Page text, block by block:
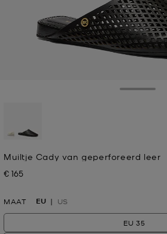
Muiltje Cady van geperforeerd leer
Nu
€ 165
MAAT EU US
EU 35